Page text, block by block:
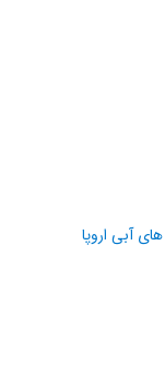
آبی اروپا